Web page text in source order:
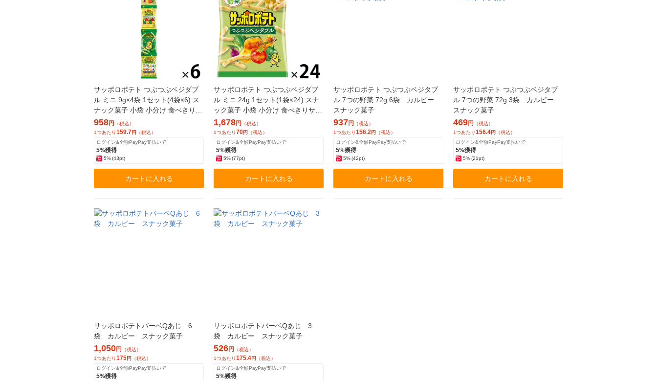
サッポロポテト つぶつぶベジダブ
ル ミニ 9g×4袋 1セット(4袋×6) ス
ナック菓子 小袋 小分け 食べきりサ
イズ カルビー
958円
（税込）
1つあたり159.7円 （税込）
ログイン&全額PayPay支払いで
5%獲得
5%(43pt)
カートに入れる
サッポロポテト つぶつぶベジダブ
ル ミニ 24g 1セット(1袋×24) スナ
ック菓子 小袋 小分け 食べきりサイ
ズ カルビー
1,678円
（税込）
1つあたり70円 （税込）
ログイン&全額PayPay支払いで
5%獲得
5%(77pt)
カートに入れる
サッポロポテト つぶつぶベジタブ
ル 7つの野菜 72g 6袋 カルビー
スナック菓子
937円
（税込）
1つあたり156.2円 （税込）
ログイン&全額PayPay支払いで
5%獲得
5%(42pt)
カートに入れる
サッポロポテト つぶつぶベジタブ
ル 7つの野菜 72g 3袋 カルビー
スナック菓子
469円
（税込）
1つあたり156.4円 （税込）
ログイン&全額PayPay支払いで
5%獲得
5%(21pt)
カートに入れる
サッポロポテトバーベQあじ 6
袋 カルビー スナック菓子
1,050円
（税込）
1つあたり175円 （税込）
ログイン&全額PayPay支払いで
5%獲得
サッポロポテトバーベQあじ 3
袋 カルビー スナック菓子
526円
（税込）
1つあたり175.4円 （税込）
ログイン&全額PayPay支払いで
5%獲得